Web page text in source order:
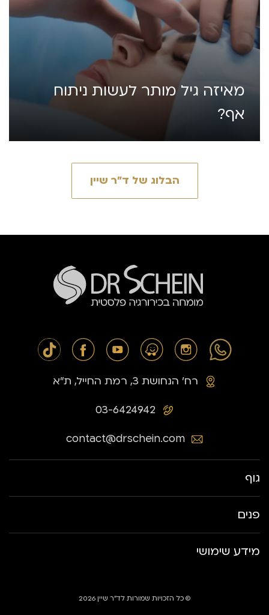
מאיזה גיל מותר לעשות ניתוח
אף?
הבלוג של ד״ר שיין
03-6424942
רח׳ הנחושת 3, רמת החייל, ת״א
contact@drschein.com
גוף
פנים
מידע שימושי
© כל הזכויות שמורות לד״ר שיין 2026